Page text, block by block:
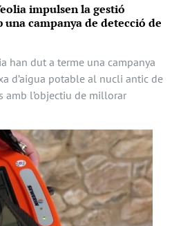
impulsen la gestió
una campanya de detecció de
han dut a terme una campanya
d’aigua potable al nucli antic de
amb l’objectiu de millorar